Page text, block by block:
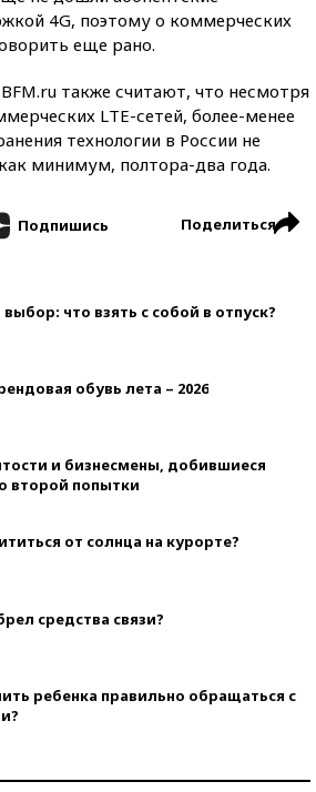
4G, поэтому о коммерческих
еще рано.
также считают, что несмотря
LTE-сетей, более-менее
технологии в России не
минимум, полтора-два года.
Подпишись Поделиться
что взять с собой в отпуск?
обувь лета – 2026
и бизнесмены, добившиеся
второй попытки
от солнца на курорте?
средства связи?
ребенка правильно обращаться с